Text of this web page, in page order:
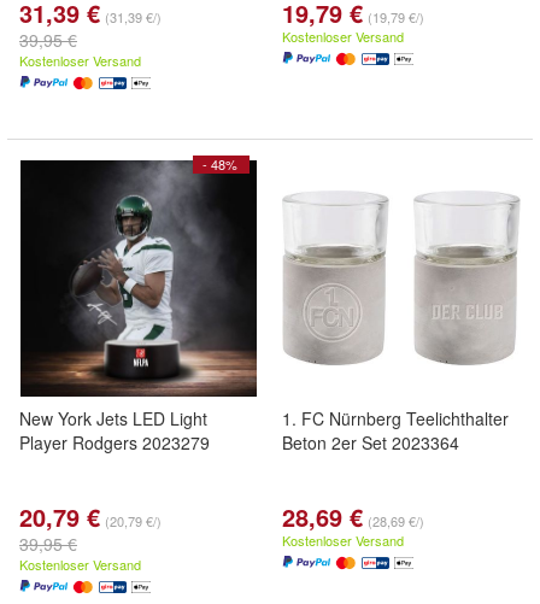
31,39 € (31,39 €/)
39,95 €
Kostenloser Versand
19,79 € (19,79 €/)
Kostenloser Versand
- 48%
New York Jets LED Light
Player Rodgers 2023279
20,79 € (20,79 €/)
39,95 €
Kostenloser Versand
1. FC Nürnberg Teelichthalter
Beton 2er Set 2023364
28,69 € (28,69 €/)
Kostenloser Versand